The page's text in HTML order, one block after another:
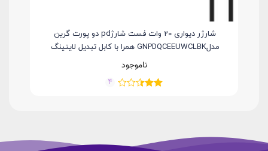
شارژر دیواری 20 وات فست شارژpd دو پورت گرین
مدلGNPDQCEEUWCLBK همرا با کابل تبدیل لایتینگ
ناموجود
4